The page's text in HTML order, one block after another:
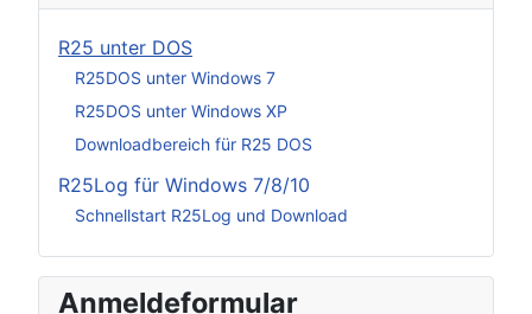
R25 unter DOS
R25DOS unter Windows 7
R25DOS unter Windows XP
Downloadbereich für R25 DOS
R25Log für Windows 7/8/10
Schnellstart R25Log und Download
Anmeldeformular